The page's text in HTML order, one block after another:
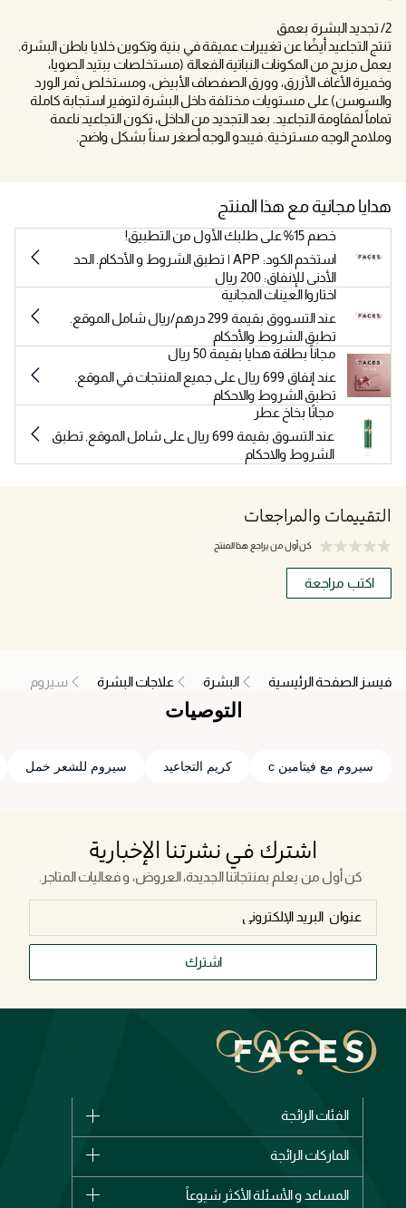
2/ تجديد البشرة بعمق
تنتج التجاعيد أيضًا عن تغييرات عميقة في بنية وتكوين خلايا باطن البشرة.
يعمل مزيج من المكونات النباتية الفعالة (مستخلصات ببتيد الصويا،
وخميرة الأغاف الأزرق، وورق الصفصاف الأبيض، ومستخلص ثمر الورد
والسوسن) على مستويات مختلفة داخل البشرة لتوفير استجابة كاملة
تماماً لمقاومة التجاعيد. بعد التجديد من الداخل، تكون التجاعيد ناعمة
وملامح الوجه مسترخية. فيبدو الوجه أصغر سناً بشكل واضح.
هدايا مجانية مع هذا المنتج
خصم 15% على طلبك الأول من التطبيق!
استخدم الكود: APP | تطبق الشروط و الأحكام. الحد
الأدنى للإنفاق: 200 ريال
اختاروا العينات المجانية
عند التسووق بقيمة 299 درهم/ريال شامل الموقع.
تطبق الشروط والأحكام
مجاناً بطاقة هدايا بقيمة 50 ريال
عند إنفاق 699 ريال على جميع المنتجات في الموقع.
تطبق الشروط والاحكام
مجانًا بخاخ عطر
عند التسوق بقيمة 699 ريال على شامل الموقع. تطبق
الشروط والاحكام
التقييمات والمراجعات
كن أول من يراجع هذا المنتج
اكتب مراجعة
فيسز الصفحة الرئيسية البشرة علاجات البشرة سيروم
التوصيات
سيروم مع فيتامين c كريم التجاعيد سيروم للشعر خمل
اشترك في نشرتنا الإخبارية
كن أول من يعلم بمنتجاتنا الجديدة، العروض، و فعاليات المتاجر.
اشترك
الفئات الرائجة
الأكثر مبيعاً
الماركات الرائجة
المساعد و الأسئلة الأكثر شيوعاً